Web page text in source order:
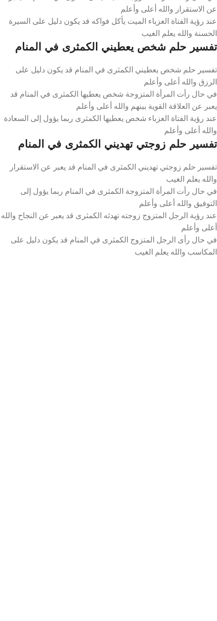
عن الاستقرار والله أعلى وأعلم
عند رؤية الفتاة العزباء الميت يأكل فواكه قد يكون دليل على السيرة
الحسنة والله يعلم الغيب
تفسير حلم شخص يعطيني الكمثرى في المنام
تفسير حلم شخص يعطيني الكمثرى في المنام قد يكون دليل على
الرزق والله أعلى وأعلم
في حال رأت المرأة المتزوجة شخص يعطيها الكمثرى في المنام قد
يعبر عن العلاقة القوية بينهم والله أعلى وأعلم
عند رؤية الفتاة العزباء شخص يعطيها الكمثرى ربما يؤول إلى السعادة
والله أعلى وأعلم
تفسير حلم زوجتي تهديني الكمثرى في المنام
تفسير حلم زوجتي تهديني الكمثرى في المنام قد يعبر عن الاستقرار
والله يعلم الغيب
في حال رأت المرأة المتزوجة الكمثرى في المنام ربما يؤول إلى
التوفيق والله أعلى وأعلم
عند رؤية الرجل المتزوج زوجته تهدئه الكمثرى قد يعبر عن النجاح والله
أعلى وأعلم
في حال رأى الرجل المتزوج الكمثرى في المنام قد يكون دليل على
المكاسب والله يعلم الغيب